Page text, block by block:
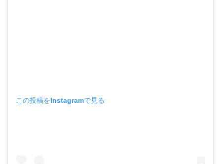
この投稿をInstagramで見る